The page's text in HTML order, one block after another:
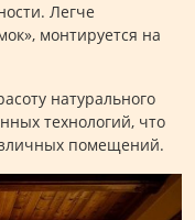
Легче
монтируется на
натурального
технологий, что
помещений.